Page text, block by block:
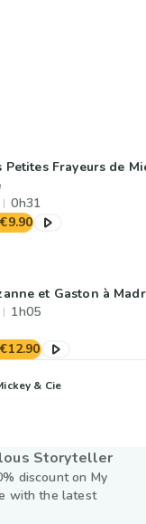
Petites Frayeurs de
0h31
€9.90
et Gaston à
1h05
€12.90
& Cie
Storyteller
discount on My
with the latest